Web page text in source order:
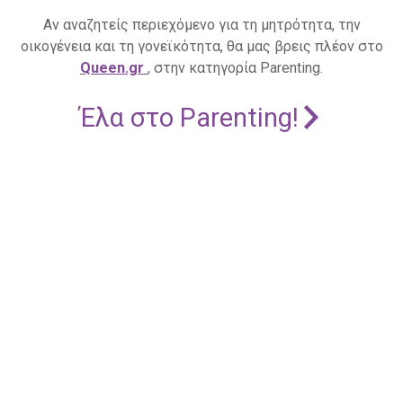
Αν αναζητείς περιεχόμενο για τη μητρότητα, την
οικογένεια και τη γονεϊκότητα, θα μας βρεις πλέον στο
Queen.gr , στην κατηγορία Parenting.
Έλα στο Parenting!